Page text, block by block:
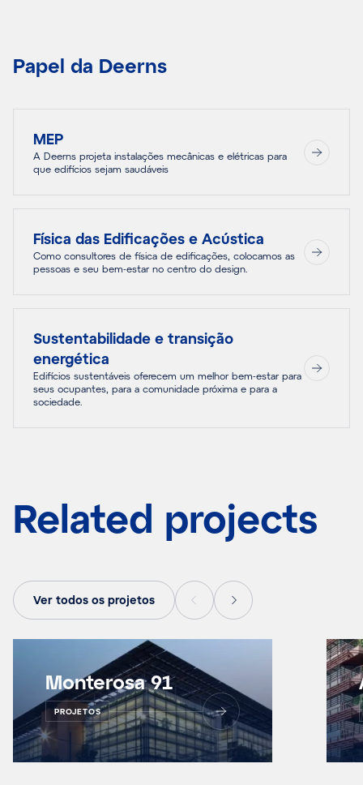
Papel da Deerns
MEP
A Deerns projeta instalações mecânicas e elétricas para
que edifícios sejam saudáveis
Física das Edificações e Acústica
Como consultores de física de edificações, colocamos as
pessoas e seu bem-estar no centro do design.
Sustentabilidade e transição
energética
Edifícios sustentáveis oferecem um melhor bem-estar para
seus ocupantes, para a comunidade próxima e para a
sociedade.
Related projects
Ver todos os projetos
Monterosa 91
PROJETOS